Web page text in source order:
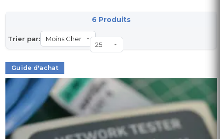
Trier par:
6 Produits
Guide d'achat